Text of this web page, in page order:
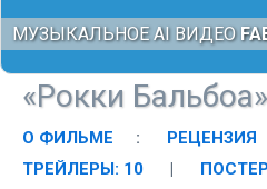
МУЗЫКАЛЬНОЕ AI ВИДЕО
«Рокки Бальбоа»
О ФИЛЬМЕ : РЕЦЕНЗИЯ
ТРЕЙЛЕРЫ: 10
|